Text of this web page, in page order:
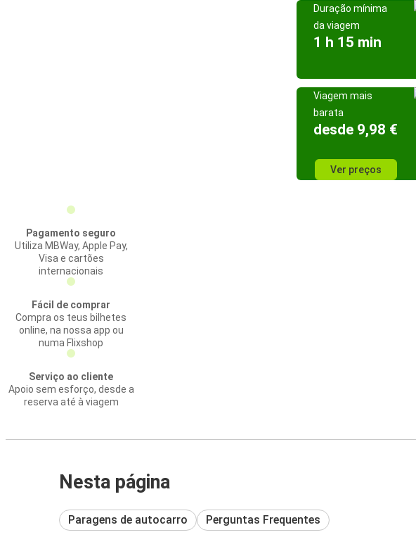
Duração mínima
da viagem
1 h 15 min
Viagem mais
barata
desde 9,98 €
Ver preços
Pagamento seguro
Utiliza MBWay, Apple Pay,
Visa e cartões
internacionais
Fácil de comprar
Compra os teus bilhetes
online, na nossa app ou
numa Flixshop
Serviço ao cliente
Apoio sem esforço, desde a
reserva até à viagem
Nesta página
Paragens de autocarro Perguntas Frequentes